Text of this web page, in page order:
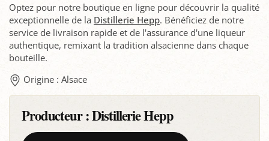
Optez pour notre boutique en ligne pour découvrir la qualité
exceptionnelle de la Distillerie Hepp. Bénéficiez de notre
service de livraison rapide et de l'assurance d'une liqueur
authentique, remixant la tradition alsacienne dans chaque
bouteille.
Origine : Alsace
Producteur :Distillerie Hepp